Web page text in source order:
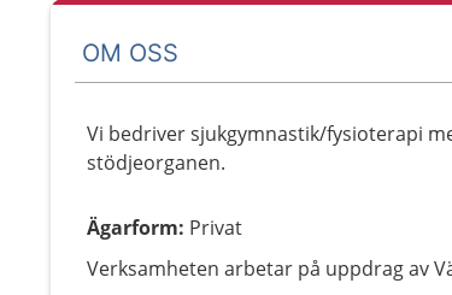
OM OSS
Vi bedriver sjukgymnastik/fysioterapi
stödjeorganen.
Ägarform: Privat
Verksamheten arbetar på uppdrag av